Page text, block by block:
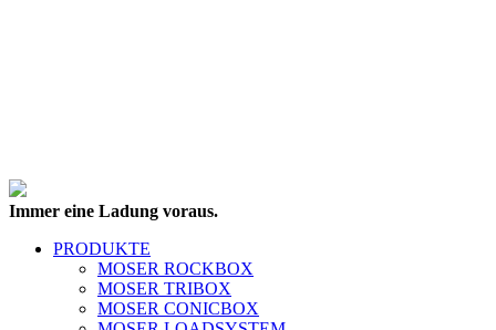
Immer eine Ladung voraus.
PRODUKTE
MOSER ROCKBOX
MOSER TRIBOX
MOSER CONICBOX